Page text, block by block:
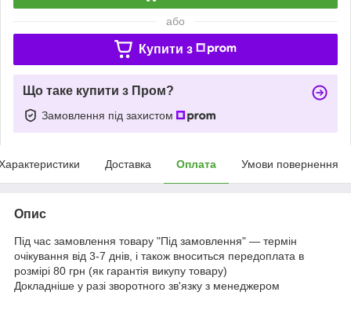
або
Купити з
Що таке купити з Пром?
Замовлення під захистом
Доставка Оплата Умови повернення
Опис
Під час замовлення товару "Під замовлення" — термін
очікування від 3-7 днів, і також вноситься передоплата в
розмірі 80 грн (як гарантія викупу товару)
Докладніше у разі зворотного зв'язку з менеджером